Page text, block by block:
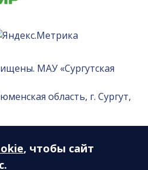
МАУ «Сургутская
область, г. Сургут,
лаборатория
, чтобы сайт